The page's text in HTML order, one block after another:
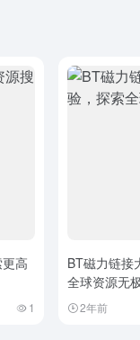
高
1
BT磁力链接
全球资源无
2年前